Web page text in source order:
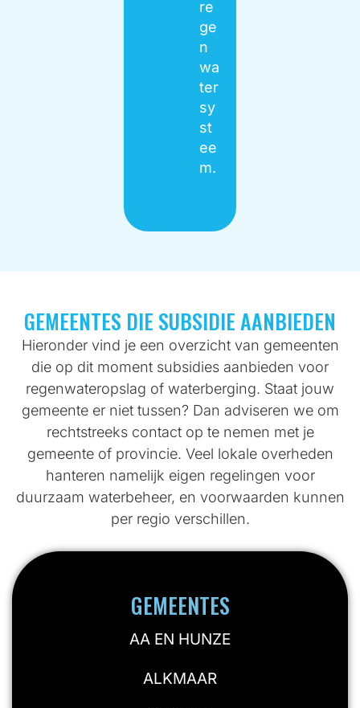
re
ge
n
wa
ter
sy
st
ee
m.
GEMEENTES DIE SUBSIDIE AANBIEDEN
Hieronder vind je een overzicht van gemeenten
die op dit moment subsidies aanbieden voor
regenwateropslag of waterberging. Staat jouw
gemeente er niet tussen? Dan adviseren we om
rechtstreeks contact op te nemen met je
gemeente of provincie. Veel lokale overheden
hanteren namelijk eigen regelingen voor
duurzaam waterbeheer, en voorwaarden kunnen
per regio verschillen.
GEMEENTES
AA EN HUNZE
ALKMAAR